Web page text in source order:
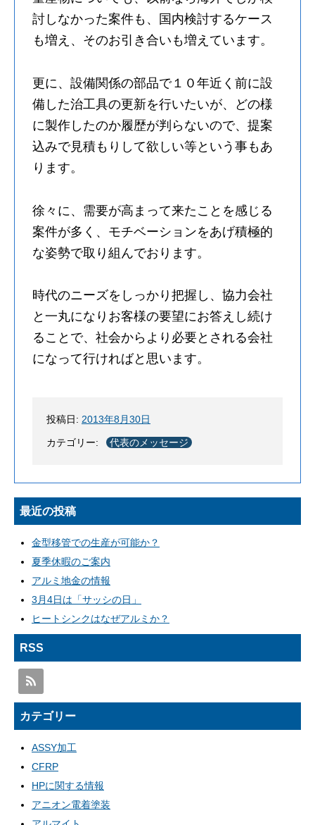
討しなかった案件も、国内検討するケース
も増え、そのお引き合いも増えています。
更に、設備関係の部品で１０年近く前に設
備した治工具の更新を行いたいが、どの様
に製作したのか履歴が判らないので、提案
込みで見積もりして欲しい等という事もあ
ります。
徐々に、需要が高まって来たことを感じる
案件が多く、モチベーションをあげ積極的
な姿勢で取り組んでおります。
時代のニーズをしっかり把握し、協力会社
と一丸になりお客様の要望にお答えし続け
ることで、社会からより必要とされる会社
になって行ければと思います。
投稿日: 2013年8月30日
カテゴリー: 代表のメッセージ
最近の投稿
金型移管での生産が可能か？
夏季休暇のご案内
アルミ地金の情報
3月4日は「サッシの日」
ヒートシンクはなぜアルミか？
RSS
カテゴリー
ASSY加工
CFRP
HPに関する情報
アニオン電着塗装